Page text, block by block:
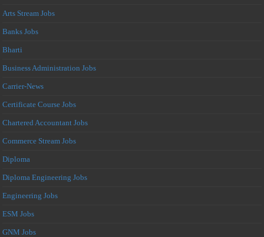
Arts Stream Jobs
Banks Jobs
Bharti
Business Administration Jobs
Carrier-News
Certificate Course Jobs
Chartered Accountant Jobs
Commerce Stream Jobs
Diploma
Diploma Engineering Jobs
Engineering Jobs
ESM Jobs
GNM Jobs